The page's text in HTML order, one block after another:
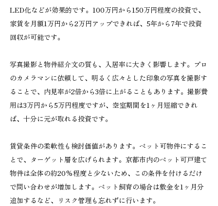
LED化などが効果的です。100万円から150万円程度の投資で、
家賃を月額1万円から2万円アップできれば、5年から7年で投資
回収が可能です。
写真撮影と物件紹介文の質も、入居率に大きく影響します。プロ
のカメラマンに依頼して、明るく広々とした印象の写真を撮影す
ることで、内見率が2倍から3倍に上がることもあります。撮影費
用は3万円から5万円程度ですが、空室期間を1ヶ月短縮できれ
ば、十分に元が取れる投資です。
賃貸条件の柔軟性も検討価値があります。ペット可物件にするこ
とで、ターゲット層を広げられます。京都市内のペット可戸建て
物件は全体の約20%程度と少ないため、この条件を付けるだけ
で問い合わせが増加します。ペット飼育の場合は敷金を1ヶ月分
追加するなど、リスク管理も忘れずに行います。